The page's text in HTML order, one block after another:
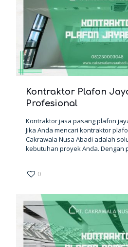
Kontraktor Plafon
Profesional
Kontraktor jasa pasang plafon
Jika Anda mencari kontraktor
Cakrawala Nusa Abadi adalah
kebutuhan proyek Anda. Dengan
0